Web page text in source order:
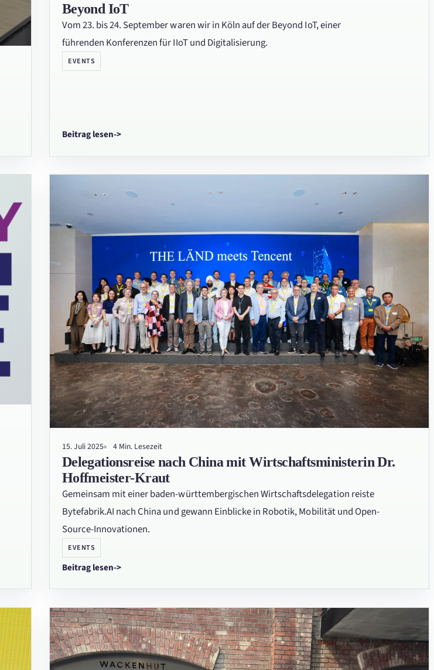
Beyond IoT
Vom 23. bis 24. September waren wir in Köln auf der Beyond IoT, einer
führenden Konferenzen für IIoT und Digitalisierung.
EVENTS
Beitrag lesen
15. Juli 2025 4 Min. Lesezeit
Delegationsreise nach China mit Wirtschaftsministerin Dr.
Hoffmeister-Kraut
Gemeinsam mit einer baden-württembergischen Wirtschaftsdelegation reiste
Bytefabrik.AI nach China und gewann Einblicke in Robotik, Mobilität und Open-
Source-Innovationen.
EVENTS
Beitrag lesen